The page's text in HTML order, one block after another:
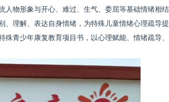
人物形象与开心、难过、生气、委屈等基础情绪相结
理解、表达自身情绪，为特殊儿童情绪心理疏导
青少年康复教育项目书，以心理赋能、情绪疏导